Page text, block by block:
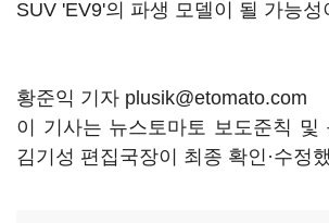
SUV 'EV9'의 파생 모델이 될 가능성
황준익 기자 plusik@etomato.com
이 기사는 뉴스토마토 보도준칙 및
김기성 편집국장이 최종 확인·수정